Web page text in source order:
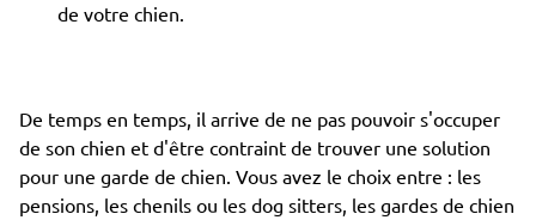
de votre chien.
De temps en temps, il arrive de ne pas pouvoir s'occuper
de son chien et d'être contraint de trouver une solution
pour une garde de chien. Vous avez le choix entre : les
pensions, les chenils ou les dog sitters, les gardes de chien